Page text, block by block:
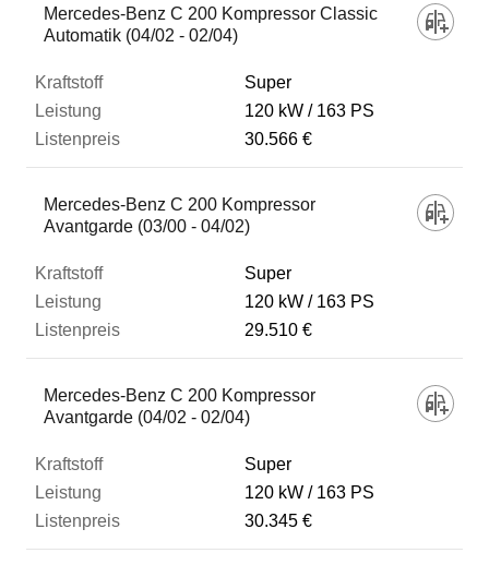
Mercedes-Benz C 200 Kompressor Classic
Automatik (04/02 - 02/04)
Super
120 kW
163 PS
30.566 €
Mercedes-Benz C 200 Kompressor
Avantgarde (03/00 - 04/02)
Super
120 kW
163 PS
29.510 €
Mercedes-Benz C 200 Kompressor
Avantgarde (04/02 - 02/04)
Super
120 kW
163 PS
30.345 €